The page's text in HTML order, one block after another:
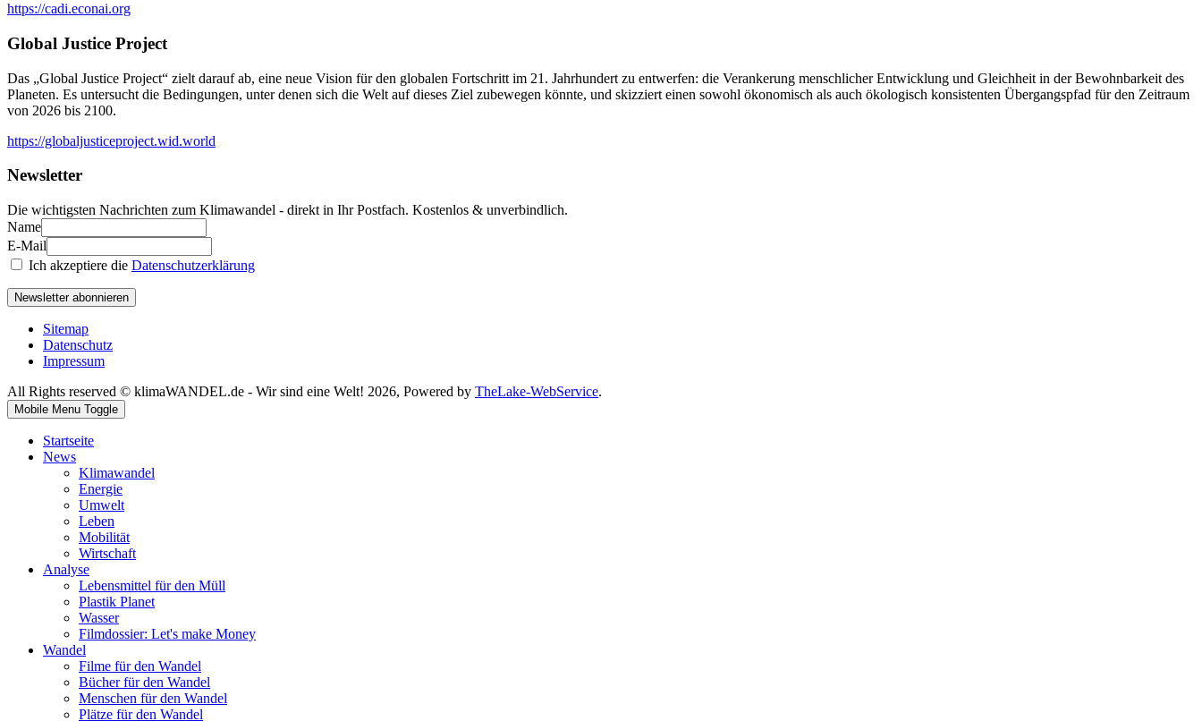
https://cadi.econai.org
Global Justice Project
Das „Global Justice Project“ zielt darauf ab, eine neue Vision für den globalen Fortschritt im 21. Jahrhundert zu entwerfen: die Verankerung menschlicher Entwicklung und Gleichheit in der Bewohnbarkeit des
Planeten. Es untersucht die Bedingungen, unter denen sich die Welt auf dieses Ziel zubewegen könnte, und skizziert einen sowohl ökonomisch als auch ökologisch konsistenten Übergangspfad für den Zeitraum
von 2026 bis 2100.
https://globaljusticeproject.wid.world
Newsletter
Die wichtigsten Nachrichten zum Klimawandel - direkt in Ihr Postfach. Kostenlos & unverbindlich.
Name
E-Mail
Ich akzeptiere die Datenschutzerklärung
Newsletter abonnieren
Sitemap
Datenschutz
Impressum
All Rights reserved © klimaWANDEL.de - Wir sind eine Welt! 2026, Powered by TheLake-WebService.
Mobile Menu Toggle
Startseite
News
Klimawandel
Energie
Umwelt
Leben
Mobilität
Wirtschaft
Analyse
Lebensmittel für den Müll
Plastik Planet
Wasser
Filmdossier: Let's make Money
Wandel
Filme für den Wandel
Bücher für den Wandel
Menschen für den Wandel
Plätze für den Wandel